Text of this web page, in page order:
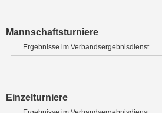
Mannschaftsturniere
Ergebnisse im Verbandsergebnisdienst
Einzelturniere